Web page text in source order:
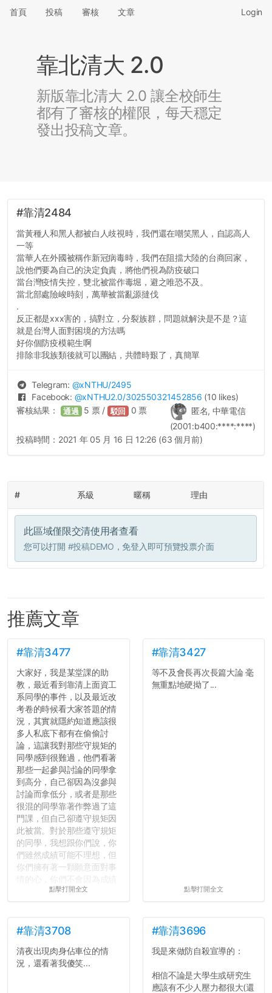
首頁 投稿 審核 文章 Login
靠北清大 2.0
新版靠北清大 2.0 讓全校師生
都有了審核的權限，每天穩定
發出投稿文章。
#靠清2484
當黃種人和黑人都被白人歧視時，我們還在嘲笑黑人，自認高人
一等
當華人在外國被稱作新冠病毒時，我們在阻擋大陸的台商回家，
說他們要為自己的決定負責，將他們視為防疫破口
當台灣疫情失控，雙北被當作毒堀，避之唯恐不及。
當北部處險峻時刻，萬華被當亂源撻伐
.
反正都是xxx害的，搞對立，分裂族群，問題就解決是不是？這
就是台灣人面對困境的方法嗎
好你個防疫模範生啊
排除非我族類後就可以團結，共體時艱了，真簡單
Telegram: @xNTHU/2495
Facebook: @xNTHU2.0/302550321452856 (10 likes)
匿名, 中華電信
(2001:b400:****:****)
審核結果： 通過 5 票 / 駁回 0 票
投稿時間： 2021 年 05 月 16 日 12:26 (63 個月前)
# 系級 暱稱 理由
此區域僅限交清使用者查看
您可以打開 #投稿DEMO ，免登入即可預覽投票介面
推薦文章
#靠清3477
大家好，我是某堂課的助
教，最近看到靠清上面資工
系同學的事件，以及最近改
考卷的時候看大家答題的情
況，其實就隱約知道應該很
多人私底下都有在偷偷討
論，這讓我對那些守規矩的
同學感到很難過，他們看著
那些一起參與討論的同學拿
到高分，自己卻因為沒參與
討論而拿低分，或者是那些
很混的同學靠著作弊過了這
門課，但自己卻遵守規矩因
此被當。對於那些遵守規矩
的同學，我想跟你們說，你
們雖然成績可能不理想，但
你們擁有著一顆願意面對事
壓力而選擇逃避(作弊)，在
績無法體現你們的努力，但
往後你們正直的態度一定會
讓你們在社會上適應得更
好。最後，那些作弊的同
點擊打開全文
#靠清3427
等不及會長再次長篇大論 毫
無重點地硬拗了...
點擊打開全文
#靠清3708
清夜出現肉身佔車位的情
況，還看著我傻笑...
#靠清3696
我是來做防自殺宣導的：
相信不論是大學生或研究生
應該有不少人壓力都很大(還